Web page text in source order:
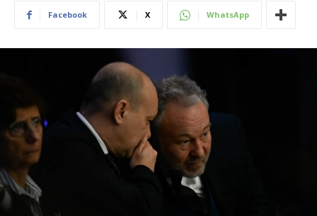
Facebook X WhatsApp